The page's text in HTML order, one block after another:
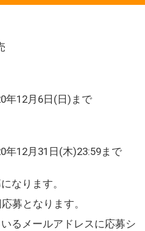
年12月6日(日)まで
年12月31日(木)23:59まで
なります。
募となります。
るメールアドレスに応募シ